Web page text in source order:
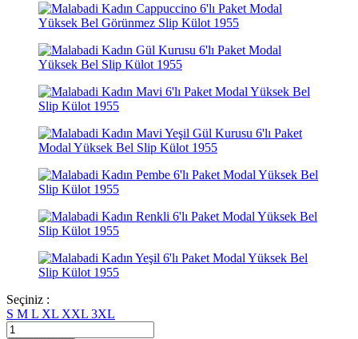
Seçiniz :
S M L XL XXL 3XL